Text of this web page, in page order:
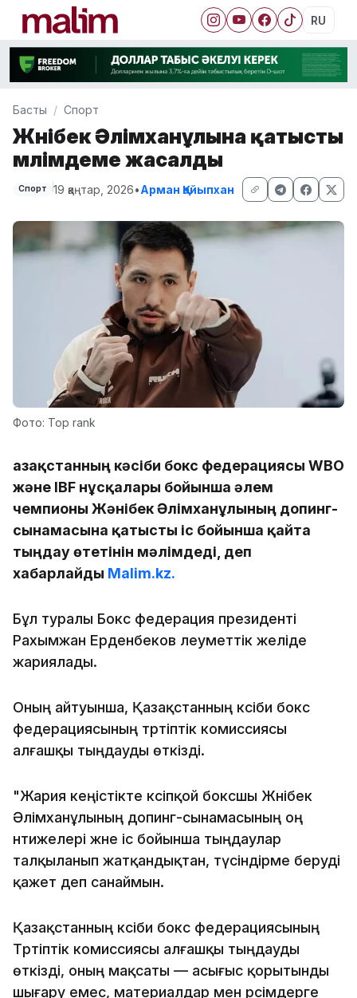
RU
Басты Спорт
Жәнібек Әлімханұлына қатысты
мәлімдеме жасалды
Спорт 19 қаңтар, 2026•Арман Қайыпхан
Фото: Top rank
Қазақстанның кәсіби бокс федерациясы WBO
және IBF нұсқалары бойынша әлем
чемпионы Жәнібек Әлімханұлының допинг-
сынамасына қатысты іс бойынша қайта
тыңдау өтетінін мәлімдеді, деп
хабарлайды Malim.kz.
Бұл туралы Бокс федерация президенті
Рахымжан Ерденбеков әлеуметтік желіде
жариялады.
Оның айтуынша, Қазақстанның кәсіби бокс
федерациясының тәртіптік комиссиясы
алғашқы тыңдауды өткізді.
"Жария кеңістікте кәсіпқой боксшы Жәнібек
Әлімханұлының допинг-сынамасының оң
нәтижелері және іс бойынша тыңдаулар
талқыланып жатқандықтан, түсіндірме беруді
қажет деп санаймын.
Қазақстанның кәсіби бокс федерациясының
Тәртіптік комиссиясы алғашқы тыңдауды
өткізді, оның мақсаты — асығыс қорытынды
шығару емес, материалдар мен рәсімдерге